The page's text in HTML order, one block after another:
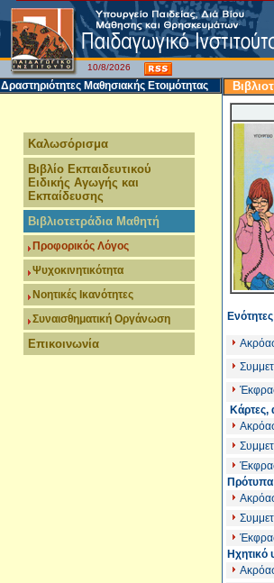
10/8/2026
Δραστηριότητες Μαθησιακής Ετοιμότητας
Καλωσόρισμα
Βιβλίο Εκπαιδευτικού
Ειδικής Αγωγής και
Εκπαίδευσης
Βιβλιοτετράδια Μαθητή
Προφορικός Λόγος
Ψυχοκινητικότητα
Νοητικές Ικανότητες
Συναισθηματική Οργάνωση
Επικοινωνία
Κάρτες,
Πρότυπα
Ηχητικό